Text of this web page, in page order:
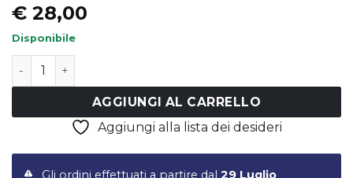
€ 28,00
Disponibile
Set 2 bicchieri acqua GRIGIO quantità
AGGIUNGI AL CARRELLO
Aggiungi alla lista dei desideri
Gli ordini effettuati a partire dal 29 Luglio